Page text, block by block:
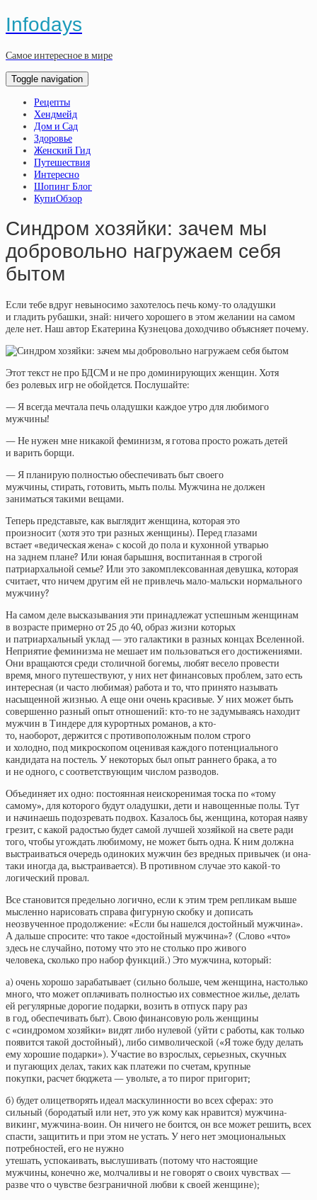
Infodays
Самое интересное в мире
Toggle navigation
Рецепты
Хендмейд
Дом и Сад
Здоровье
Женский Гид
Путешествия
Интересно
Шопинг Блог
КупиОбзор
Синдром хозяйки: зачем мы
добровольно нагружаем себя
бытом
Если тебе вдруг невыносимо захотелось печь кому-то оладушки
и гладить рубашки, знай: ничего хорошего в этом желании на самом
деле нет. Наш автор Екатерина Кузнецова доходчиво объясняет почему.
Этот текст не про БДСМ и не про доминирующих женщин. Хотя
без ролевых игр не обойдется. Послушайте:
— Я всегда мечтала печь оладушки каждое утро для любимого
мужчины!
— Не нужен мне никакой феминизм, я готова просто рожать детей
и варить борщи.
— Я планирую полностью обеспечивать быт своего
мужчины, стирать, готовить, мыть полы. Мужчина не должен
заниматься такими вещами.
Теперь представьте, как выглядит женщина, которая это
произносит (хотя это три разных женщины). Перед глазами
встает «ведическая жена» с косой до пола и кухонной утварью
на заднем плане? Или юная барышня, воспитанная в строгой
патриархальной семье? Или это закомплексованная девушка, которая
считает, что ничем другим ей не привлечь мало-мальски нормального
мужчину?
На самом деле высказывания эти принадлежат успешным женщинам
в возрасте примерно от 25 до 40, образ жизни которых
и патриархальный уклад — это галактики в разных концах Вселенной.
Неприятие феминизма не мешает им пользоваться его достижениями.
Они вращаются среди столичной богемы, любят весело провести
время, много путешествуют, у них нет финансовых проблем, зато есть
интересная (и часто любимая) работа и то, что принято называть
насыщенной жизнью. А еще они очень красивые. У них может быть
совершенно разный опыт отношений: кто-то не задумываясь находит
мужчин в Тиндере для курортных романов, а кто-
то, наоборот, держится с противоположным полом строго
и холодно, под микроскопом оценивая каждого потенциального
кандидата на постель. У некоторых был опыт раннего брака, а то
и не одного, с соответствующим числом разводов.
Объединяет их одно: постоянная неискоренимая тоска по «тому
самому», для которого будут оладушки, дети и навощенные полы. Тут
и начинаешь подозревать подвох. Казалось бы, женщина, которая наяву
грезит, с какой радостью будет самой лучшей хозяйкой на свете ради
того, чтобы угождать любимому, не может быть одна. К ним должна
выстраиваться очередь одиноких мужчин без вредных привычек (и она-
таки иногда да, выстраивается). В противном случае это какой-то
логический провал.
Все становится предельно логично, если к этим трем репликам выше
мысленно нарисовать справа фигурную скобку и дописать
неозвученное продолжение: «Если бы нашелся достойный мужчина».
А дальше спросите: что такое «достойный мужчина»? (Слово «что»
здесь не случайно, потому что это не столько про живого
человека, сколько про набор функций.) Это мужчина, который:
а) очень хорошо зарабатывает (сильно больше, чем женщина, настолько
много, что может оплачивать полностью их совместное жилье, делать
ей регулярные дорогие подарки, возить в отпуск пару раз
в год, обеспечивать быт). Свою финансовую роль женщины
с «синдромом хозяйки» видят либо нулевой (уйти с работы, как только
появится такой достойный), либо символической («Я тоже буду делать
ему хорошие подарки»). Участие во взрослых, серьезных, скучных
и пугающих делах, таких как платежи по счетам, крупные
покупки, расчет бюджета — увольте, а то пирог пригорит;
б) будет олицетворять идеал маскулинности во всех сферах: это
сильный (бородатый или нет, это уж кому как нравится) мужчина-
викинг, мужчина-воин. Он ничего не боится, он все может решить, всех
спасти, защитить и при этом не устать. У него нет эмоциональных
потребностей, его не нужно
утешать, успокаивать, выслушивать (потому что настоящие
мужчины, конечно же, молчаливы и не говорят о своих чувствах —
разве что о чувстве безграничной любви к своей женщине);